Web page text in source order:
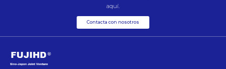
aquí.
Contacta con nosotros